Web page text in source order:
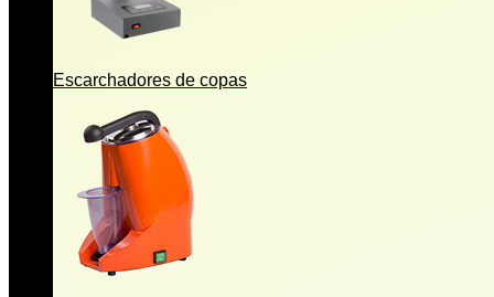
Escarchadores de copas